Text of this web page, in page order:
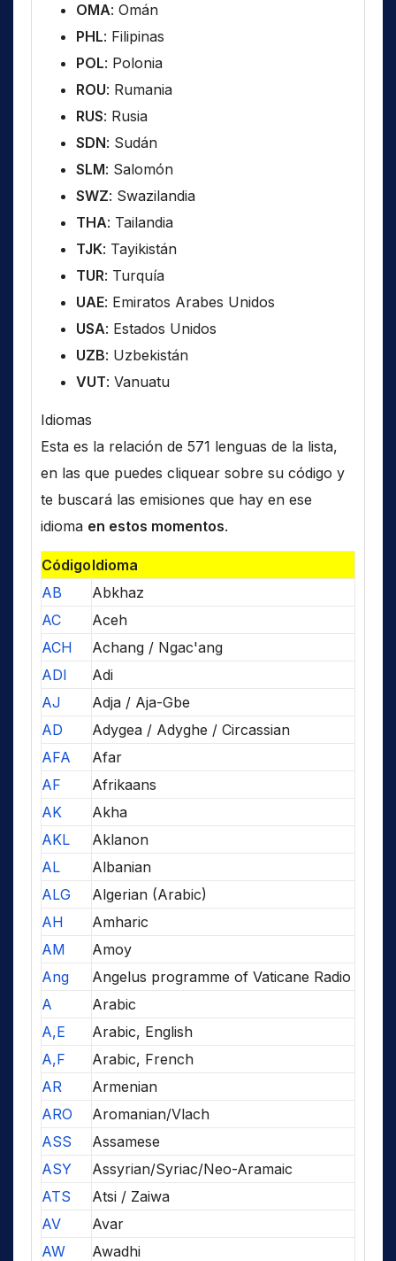
OMA: Omán
PHL: Filipinas
POL: Polonia
ROU: Rumania
RUS: Rusia
SDN: Sudán
SLM: Salomón
SWZ: Swazilandia
THA: Tailandia
TJK: Tayikistán
TUR: Turquía
UAE: Emiratos Arabes Unidos
USA: Estados Unidos
UZB: Uzbekistán
VUT: Vanuatu
Idiomas
Esta es la relación de 571 lenguas de la lista,
en las que puedes cliquear sobre su código y
te buscará las emisiones que hay en ese
idioma en estos momentos.
CódigoIdioma
AB
Abkhaz
AC
Aceh
ACH
Achang / Ngac'ang
ADI
Adi
AJ
Adja / Aja-Gbe
AD
Adygea / Adyghe / Circassian
AFA
Afar
AF
Afrikaans
AK
Akha
AKL
Aklanon
AL
Albanian
ALG
Algerian (Arabic)
AH
Amharic
AM
Amoy
Ang
Angelus programme of Vaticane Radio
A
Arabic
A,E
Arabic, English
A,F
Arabic, French
AR
Armenian
ARO
Aromanian/Vlach
ASS
Assamese
ASY
Assyrian/Syriac/Neo-Aramaic
ATS
Atsi / Zaiwa
AV
Avar
AW
Awadhi